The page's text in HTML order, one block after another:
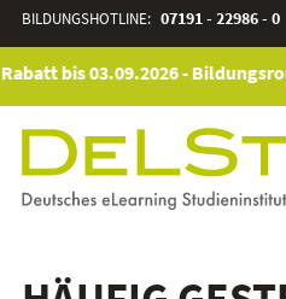
BILDUNGSHOTLINE: 07191 - 22986 - 0
bis 03.09.2026 -